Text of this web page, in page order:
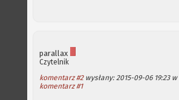
parallax
Czytelnik
komentarz #2wysłany: 2015-09-06 19:23
komentarz #1